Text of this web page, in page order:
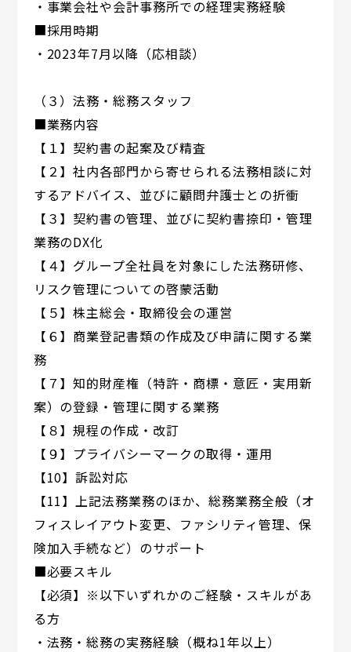
・事業会社や会計事務所での経理実務経験
■採用時期
・2023年7月以降（応相談）
（３）法務・総務スタッフ
■業務内容
【１】契約書の起案及び精査
【２】社内各部門から寄せられる法務相談に対
するアドバイス、並びに顧問弁護士との折衝
【３】契約書の管理、並びに契約書捺印・管理
業務のDX化
【４】グループ全社員を対象にした法務研修、
リスク管理についての啓蒙活動
【５】株主総会・取締役会の運営
【６】商業登記書類の作成及び申請に関する業
務
【７】知的財産権（特許・商標・意匠・実用新
案）の登録・管理に関する業務
【８】規程の作成・改訂
【９】プライバシーマークの取得・運用
【10】訴訟対応
【11】上記法務業務のほか、総務業務全般（オ
フィスレイアウト変更、ファシリティ管理、保
険加入手続など）のサポート
■必要スキル
【必須】※以下いずれかのご経験・スキルがあ
る方
・法務・総務の実務経験（概ね1年以上）